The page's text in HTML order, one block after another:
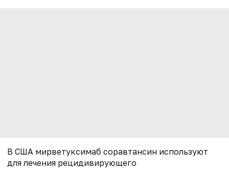
В США мирветуксимаб соравтансин используют
для лечения рецидивирующего